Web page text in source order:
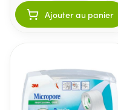
Ajouter au panier